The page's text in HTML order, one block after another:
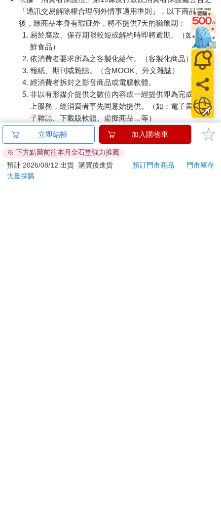
「通訊交易解除權合理例外情事適用準則」，以下商品購買
後，除商品本身有瑕疵外，將不提供7天的猶豫期：
易於腐敗、保存期限較短或解約時即將逾期。（如：生
鮮食品）
依消費者要求所為之客製化給付。（客製化商品）
報紙、期刊或雜誌。（含MOOK、外文雜誌）
經消費者拆封之影音商品或電腦軟體。
非以有形媒介提供之數位內容或一經提供即為完成之線
上服務，經消費者事先同意始提供。（如：電子書、電
子雜誌、下載版軟體、虛擬商品…等）
已拆封之個人衛生用品。（如：內衣褲、刮鬍刀、除毛
刀…等）
若非上列種類商品，均享有到貨7天的猶豫期（含例假
日）。
辦理退換貨時，商品（組合商品恕無法接受單獨退貨）必須
立即結帳 加入購物車
※ 下方點圖前往本月金石堂強力推薦
預計 2026/08/12 出貨
購買後進貨 預訂門市商品
門市庫存
大量採購